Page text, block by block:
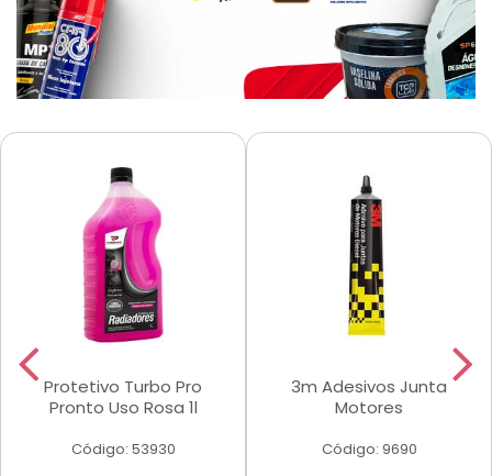
Protetivo Turbo Pro
Pronto Uso Rosa 1l
Código: 53930
3m Adesivos Junta
Motores
Código: 9690